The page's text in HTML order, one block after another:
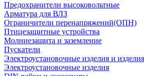
Предохранители высоковольтные
Арматура для ВЛЗ
Ограничители перенапряжений(ОПН)
Птицезащитные устройства
Молниезащита и заземление
Пускатели
Электроустановочные изделия и
Электроустановочные изделия